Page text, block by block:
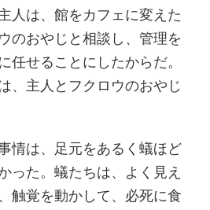
人は、館をカフェに変えた
のおやじと相談し、管理を
任せることにしたからだ。
、主人とフクロウのおやじ
情は、足元をあるく蟻ほど
った。蟻たちは、よく見え
触覚を動かして、必死に食